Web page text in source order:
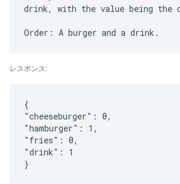
drink, with the value being the
レスポンス:
{
"cheeseburger": 0,
"hamburger": 1,
"fries": 0,
"drink": 1